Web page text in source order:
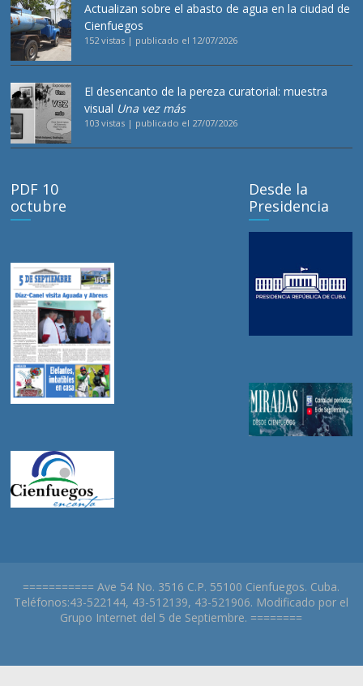
Actualizan sobre el abasto de agua en la ciudad de
Cienfuegos
152 vistas | publicado el 12/07/2026
El desencanto de la pereza curatorial: muestra
visual Una vez más
103 vistas | publicado el 27/07/2026
PDF 10
octubre
Desde la
Presidencia
=========== Ave 54 No. 3516 C.P. 55100 Cienfuegos. Cuba.
Teléfonos:43-522144, 43-512139, 43-521906. Modificado por el
Grupo Internet del 5 de Septiembre. ========